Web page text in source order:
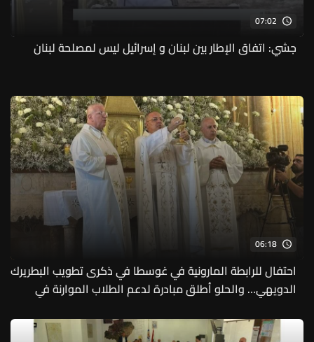
07:02
جشي: اتفاق الإطار بين لبنان و إسرائيل ليس لمصلحة لبنان
06:18
احتفال للرابطة المارونية في غوسطا في ذكرى تطويب البطريرك
الدويهي… والحلو أطلق مبادرة لدعم الطلاب الموارنة في